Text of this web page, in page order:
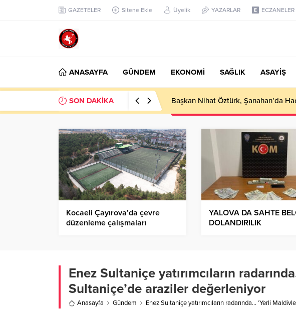
GAZETELER Sitene Ekle Üyelik YAZARLAR ECZANELER
ANASAYFA GÜNDEM EKONOMİ SAĞLIK ASAYİŞ
SON DAKİKA Başkan Nihat Öztürk, Şanahan’da
Kocaeli Çayırova’da çevre
düzenleme çalışmaları
YALOVA DA SAHTE
DOLANDIRILIK
Enez Sultaniçe yatırımcıların
Sultaniçe’de araziler değerleniyor
Anasayfa Gündem Enez Sultaniçe yatırımcıların radarında… ‘Yerli